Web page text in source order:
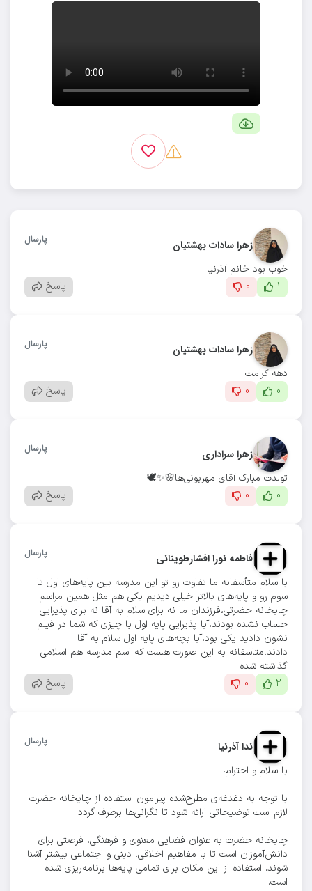
زهرا سادات بهشتیان پارسال
خوب بود خانم آذرنیا‌
1
0 پاسخ
زهرا سادات بهشتیان پارسال
دهه کرامت
0
0 پاسخ
زهرا سراداری پارسال
تولدت مبارک آقای مهربونی‌ها🌸✨🕊️
0
0 پاسخ
فاطمه نورا افشارطوینانی پارسال
با سلام متأسفانه ما تفاوت رو تو این مدرسه بین پایه‌های اول تا
سوم رو و پایه‌های بالاتر خیلی دیدیم یکی هم مثل همین مراسم
چایخانه حضرتی،فرزندان ما نه برای سلام به آقا نه برای پذیرایی
حساب نشده بودند،آیا پذیرایی پایه اول با چیزی که شما در فیلم
نشون دادید یکی بود،آیا بچه‌های پایه اول سلام به آقا
دادند،متاسفانه به این صورت هست که اسم مدرسه هم اسلامی
گذاشته شده
2
0 پاسخ
ندا آذرنیا پارسال
با سلام و احترام،
با توجه به دغدغه‌ی مطرح‌شده پیرامون استفاده از چایخانه حضرت
لازم است توضیحاتی ارائه شود تا نگرانی‌ها برطرف گردد.
چایخانه حضرت به عنوان فضایی معنوی و فرهنگی، فرصتی برای
دانش‌آموزان است تا با مفاهیم اخلاقی، دینی و اجتماعی بیشتر آشنا
شوند. استفاده از این مکان برای تمامی پایه‌ها برنامه‌ریزی شده
است.